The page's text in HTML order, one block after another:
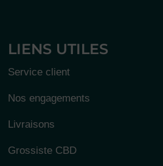
LIENS UTILES
Service client
Nos engagements
Livraisons
Grossiste CBD